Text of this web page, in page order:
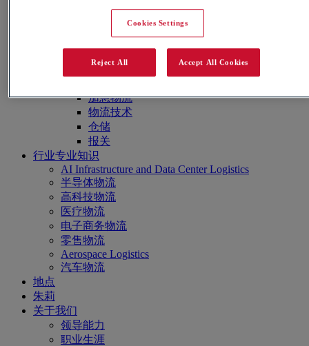
陆运
加急物流
物流技术
仓储
报关
行业专业知识
AI Infrastructure and Data Center Logistics
半导体物流
高科技物流
医疗物流
电子商务物流
零售物流
Aerospace Logistics
汽车物流
地点
朱莉
关于我们
领导能力
职业生涯
Cookies Settings
Reject All Accept All Cookies